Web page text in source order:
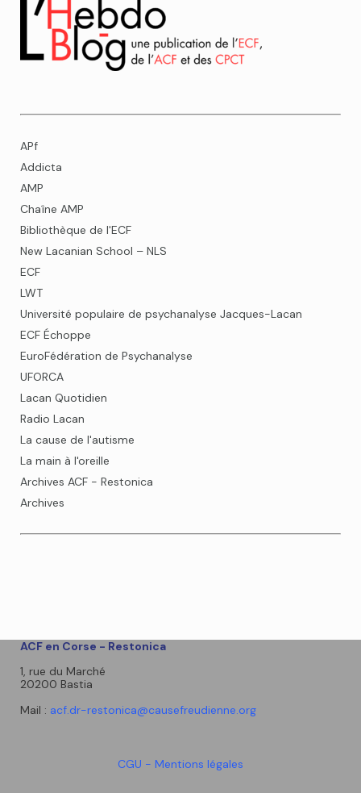
APf
Addicta
AMP
Chaîne AMP
Bibliothèque de l'ECF
New Lacanian School – NLS
ECF
LWT
Université populaire de psychanalyse Jacques-Lacan
ECF Échoppe
EuroFédération de Psychanalyse
UFORCA
Lacan Quotidien
Radio Lacan
La cause de l'autisme
La main à l'oreille
Archives ACF - Restonica
Archives
ACF en Corse - Restonica
1, rue du Marché
20200 Bastia
Mail : acf.dr-restonica@causefreudienne.org
CGU - Mentions légales